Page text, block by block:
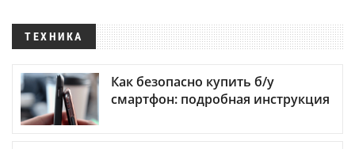
ТЕХНИКА
Как безопасно купить б/у
смартфон: подробная инструкция